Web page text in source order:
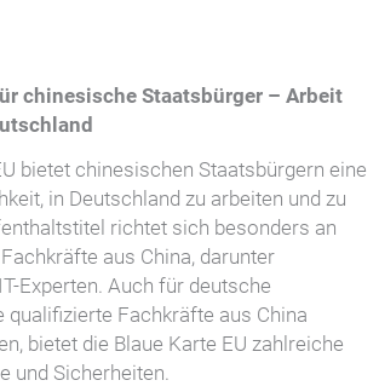
chinesische Staatsbürger – Arbeit
bietet chinesischen Staatsbürgern eine
in Deutschland zu arbeiten und zu
richtet sich besonders an
aus China, darunter
Experten. Auch für deutsche
qualifizierte Fachkräfte aus China
bietet die Blaue Karte EU zahlreiche
und Sicherheiten.